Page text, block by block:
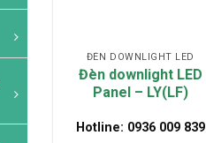
ĐÈN DOWNLIGHT LED
Đèn downlight LED
Panel – LY(LF)
Hotline: 0936 009 839